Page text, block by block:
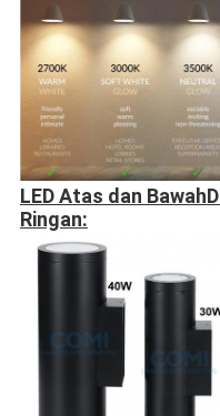
LED Atas dan Bawah
Ringan: